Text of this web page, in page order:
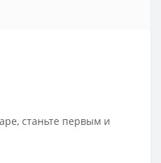
станьте первым и